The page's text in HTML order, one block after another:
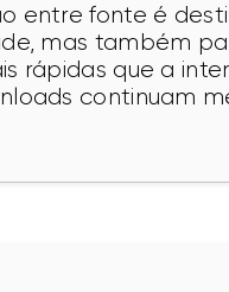
entre fonte é
mas também
rápidas que a
continuam